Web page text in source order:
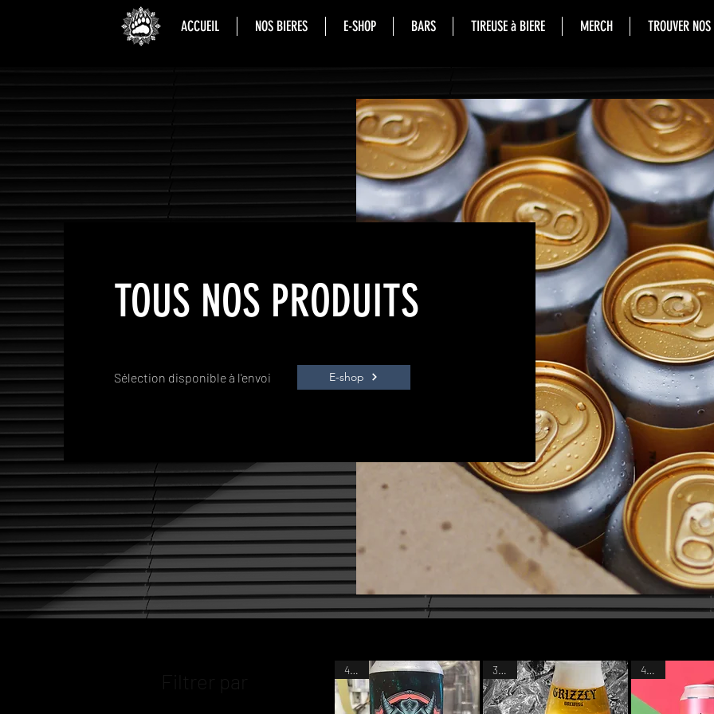
ACCUEIL NOS BIERES E-SHOP BARS TIREUSE à BIERE MERCH TROUVER
TOUS NOS PRODUITS
Sélection disponible à l'envoi E-shop
Filtrer par 44CL 33CL 44CL